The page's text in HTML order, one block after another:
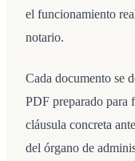
el funcionamiento
notario.
Cada documento se
PDF preparado para
cláusula concreta
del órgano de